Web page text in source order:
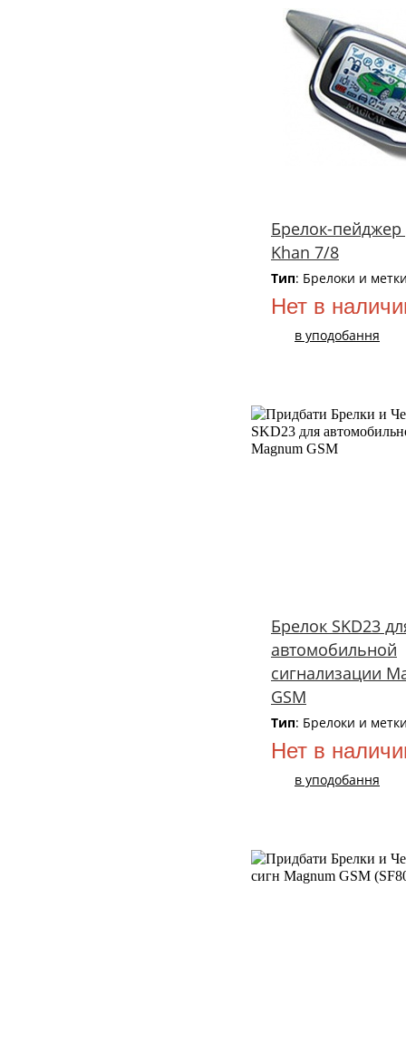
Брелок-пейджер
Khan 7/8
Тип: Брелоки и
Нет в
в уподобання
Брелок SKD23
автомобильной
сигнализации
GSM
Тип: Брелоки и
Нет в
в уподобання